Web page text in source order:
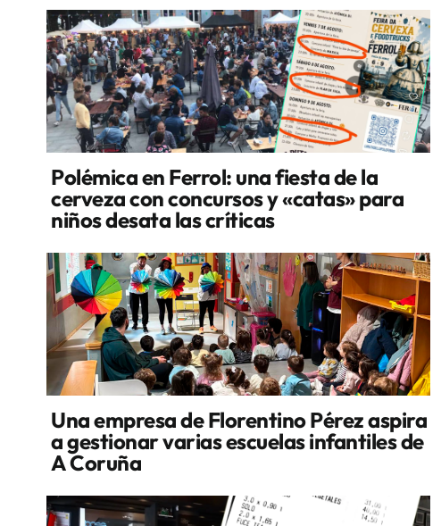
Polémica en Ferrol: una fiesta de la
cerveza con concursos y «catas» para
niños desata las críticas
Una empresa de Florentino Pérez aspira
a gestionar varias escuelas infantiles de
A Coruña